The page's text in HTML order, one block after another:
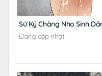
Sử Ký Chàng Nho Sinh
Đang cập nhật